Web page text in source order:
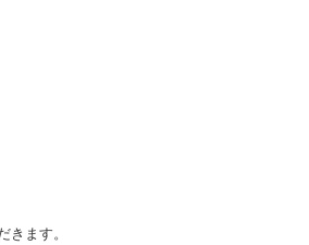
ます。